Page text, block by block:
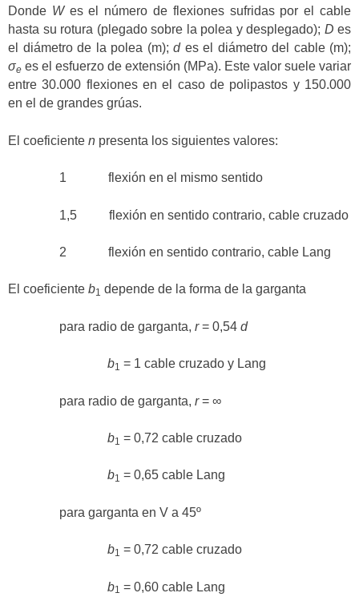
Donde Wes el número de flexiones sufridas por el cable
hasta su rotura (plegado sobre la polea y desplegado); D es
el diámetro de la polea (m); des el diámetro del cable (m);
σe es el esfuerzo de extensión (MPa). Este valor suele variar
entre 30.000 flexiones en el caso de polipastos y 150.000
en el de grandes grúas.
El coeficiente n presenta los siguientes valores:
1 flexión en el mismo sentido
1,5 flexión en sentido contrario, cable cruzado
2 flexión en sentido contrario, cable Lang
El coeficiente b1 depende de la forma de la garganta
para radio de garganta, r= 0,54 d
b1 = 1 cable cruzado y Lang
para radio de garganta, r= ∞
b1 = 0,72 cable cruzado
b1 = 0,65 cable Lang
para garganta en V a 45º
b1 = 0,72 cable cruzado
b1 = 0,60 cable Lang